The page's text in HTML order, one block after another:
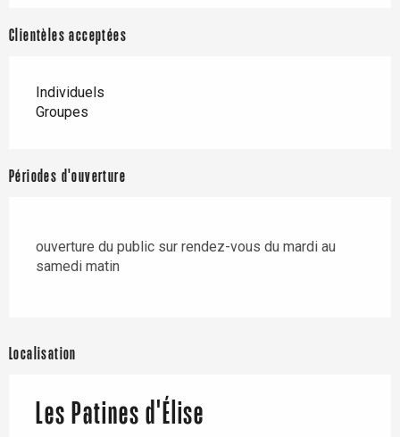
Clientèles acceptées
Individuels
Groupes
Périodes d'ouverture
ouverture du public sur rendez-vous du mardi au
samedi matin
Localisation
Les Patines d'Élise